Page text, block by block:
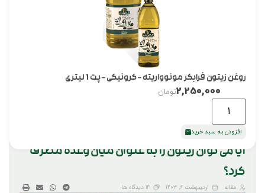
آیا می توان زیتون را به عنوان میان وعده مصرف
کرد؟
مقاله اردیبهشت ۶, ۱۴۰۳ 13 دیدگاه ها
روغن زیتون فرابکر مونوواریته – کرونیکی – پت 1 لیتری
2,250,000تومان
افزودن به سبد خرید